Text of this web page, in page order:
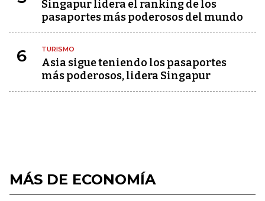
Singapur lidera el ranking de los
pasaportes más poderosos del mundo
6 TURISMO
Asia sigue teniendo los pasaportes
más poderosos, lidera Singapur
MÁS DE ECONOMÍA